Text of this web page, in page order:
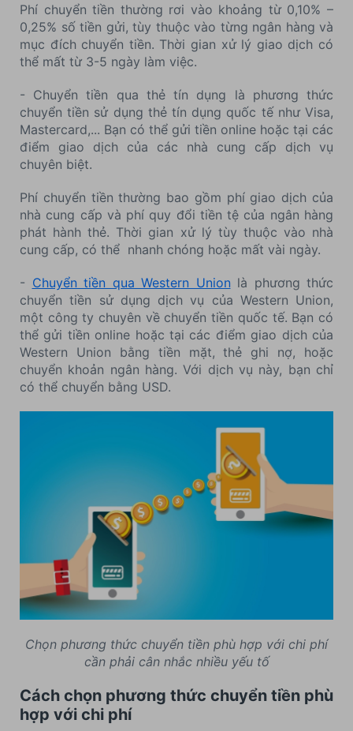
Phí chuyển tiền thường rơi vào khoảng từ 0,10% –
0,25% số tiền gửi, tùy thuộc vào từng ngân hàng và
mục đích chuyển tiền. Thời gian xử lý giao dịch có
thể mất từ 3-5 ngày làm việc.
- Chuyển tiền qua thẻ tín dụng là phương thức
chuyển tiền sử dụng thẻ tín dụng quốc tế như Visa,
Mastercard,... Bạn có thể gửi tiền online hoặc tại các
điểm giao dịch của các nhà cung cấp dịch vụ
chuyên biệt.
Phí chuyển tiền thường bao gồm phí giao dịch của
nhà cung cấp và phí quy đổi tiền tệ của ngân hàng
phát hành thẻ. Thời gian xử lý tùy thuộc vào nhà
cung cấp, có thể nhanh chóng hoặc mất vài ngày.
- Chuyển tiền qua Western Union là phương thức
chuyển tiền sử dụng dịch vụ của Western Union,
một công ty chuyên về chuyển tiền quốc tế. Bạn có
thể gửi tiền online hoặc tại các điểm giao dịch của
Western Union bằng tiền mặt, thẻ ghi nợ, hoặc
chuyển khoản ngân hàng. Với dịch vụ này, bạn chỉ
có thể chuyển bằng USD.
Chọn phương thức chuyển tiền phù hợp với chi phí
cần phải cân nhắc nhiều yếu tố
Cách chọn phương thức chuyển tiền phù
hợp với chi phí